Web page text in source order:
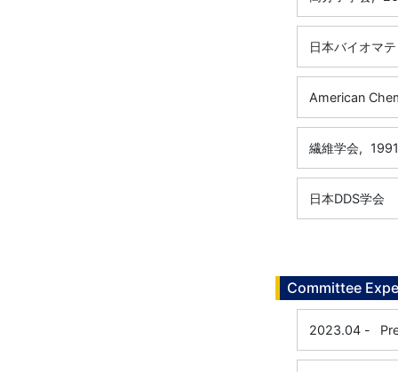
日本バイオマ
American
繊維学会, 1991
日本DDS学会
Committee
2023.04 -